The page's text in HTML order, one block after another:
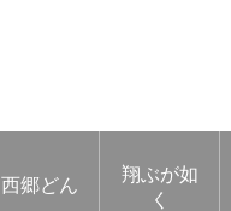
西郷どん
翔ぶが如
く